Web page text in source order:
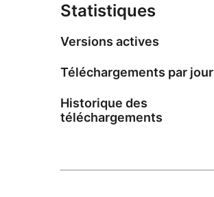
Statistiques
Versions actives
Téléchargements par jour
Historique des
téléchargements